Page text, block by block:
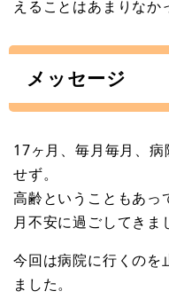
えることはあまりなか
メッセージ
17ヶ月、毎月毎月、
せず。
高齢ということもあっ
月不安に過ごしてきま
今回は病院に行くのを
ました。